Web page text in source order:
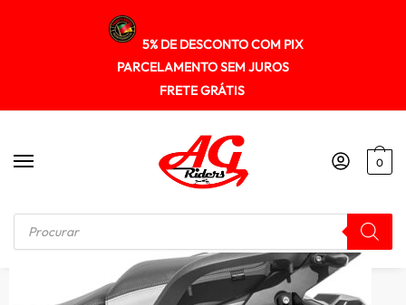
5% DE DESCONTO COM PIX
PARCELAMENTO SEM JUROS
FRETE GRÁTIS
0
Início / SUPORTE DE BAU Suporte Baú Lateral Triumph Tiger900 2020+ Spto512 Scam